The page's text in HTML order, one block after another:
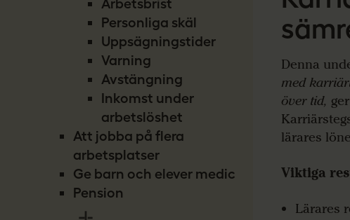
Arbetsbrist
Personliga skäl
Uppsägningstider
Varning
Avstängning
Inkomst under
arbetslöshet
Att jobba på flera
arbetsplatser
Ge barn och elever medicin
Pension
Denna
med
över tid,
lärares
Viktiga
Lärares